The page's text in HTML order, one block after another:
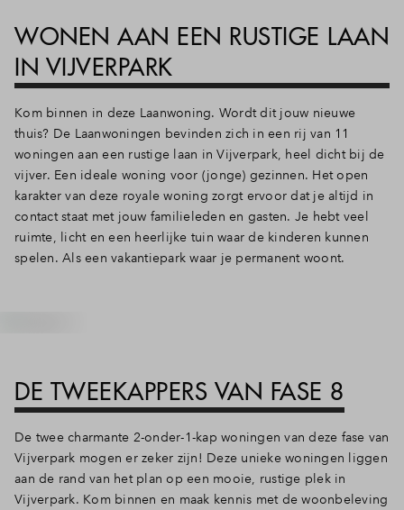
WONEN AAN EEN RUSTIGE LAAN
IN VIJVERPARK
Kom binnen in deze Laanwoning. Wordt dit jouw nieuwe
thuis? De Laanwoningen bevinden zich in een rij van 11
woningen aan een rustige laan in Vijverpark, heel dicht bij de
vijver. Een ideale woning voor (jonge) gezinnen. Het open
karakter van deze royale woning zorgt ervoor dat je altijd in
contact staat met jouw familieleden en gasten. Je hebt veel
ruimte, licht en een heerlijke tuin waar de kinderen kunnen
spelen. Als een vakantiepark waar je permanent woont.
DE TWEEKAPPERS VAN FASE 8
De twee charmante 2-onder-1-kap woningen van deze fase van
Vijverpark mogen er zeker zijn! Deze unieke woningen liggen
aan de rand van het plan op een mooie, rustige plek in
Vijverpark. Kom binnen en maak kennis met de woonbeleving